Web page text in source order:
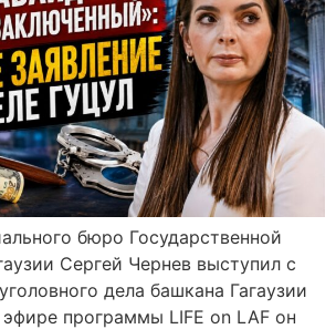
бюро Государственной
Сергей Чернев выступил с
дела башкана Гагаузии
эфире программы LIFE on LAF он